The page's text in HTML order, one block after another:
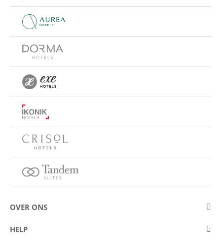
OVER ONS
Over Eurostars Hotel Company
HELP